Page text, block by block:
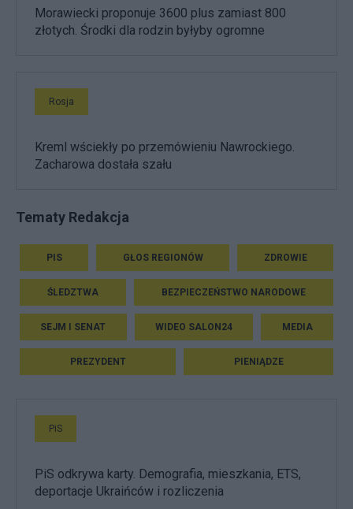
Morawiecki proponuje 3600 plus zamiast 800
złotych. Środki dla rodzin byłyby ogromne
Rosja
Kreml wściekły po przemówieniu Nawrockiego.
Zacharowa dostała szału
Tematy Redakcja
PIS GŁOS REGIONÓW ZDROWIE
ŚLEDZTWA BEZPIECZEŃSTWO NARODOWE
SEJM I SENAT WIDEO SALON24 MEDIA
PREZYDENT PIENIĄDZE
PiS
PiS odkrywa karty. Demografia, mieszkania, ETS,
deportacje Ukraińców i rozliczenia